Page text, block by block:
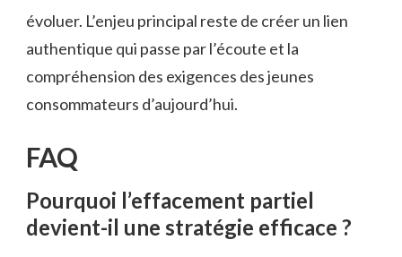
évoluer. L’enjeu principal reste de créer un lien
authentique qui passe par l’écoute et la
compréhension des exigences des jeunes
consommateurs d’aujourd’hui.
FAQ
Pourquoi l’effacement partiel
devient-il une stratégie efficace ?